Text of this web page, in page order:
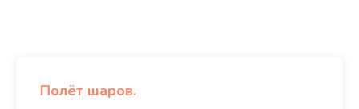
Полёт шаров.